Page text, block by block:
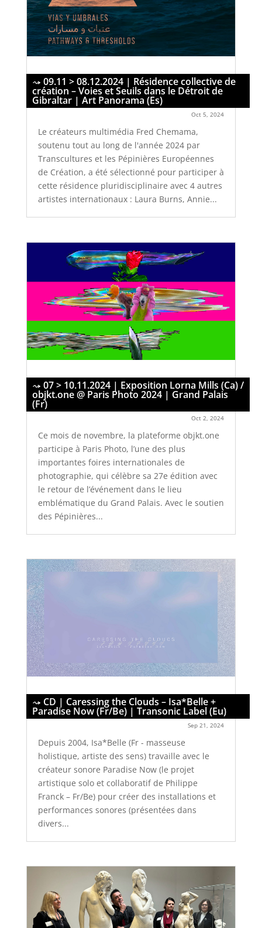
09.11 > 08.12.2024 | Résidence collective de
création – Voies et Seuils dans le Détroit de
Gibraltar | Art Panorama (Es)
Oct 5, 2024
Le créateurs multimédia Fred Chemama,
soutenu tout au long de l'année 2024 par
Transcultures et les Pépinières Européennes
de Création, a été sélectionné pour participer à
cette résidence pluridisciplinaire avec 4 autres
artistes internationaux : Laura Burns, Annie...
07 > 10.11.2024 | Exposition Lorna Mills (Ca) /
objkt.one @ Paris Photo 2024 | Grand Palais
(Fr)
Oct 2, 2024
Ce mois de novembre, la plateforme objkt.one
participe à Paris Photo, l’une des plus
importantes foires internationales de
photographie, qui célèbre sa 27e édition avec
le retour de l’événement dans le lieu
emblématique du Grand Palais. Avec le soutien
des Pépinières...
CD | Caressing the Clouds – Isa*Belle +
Paradise Now (Fr/Be) | Transonic Label (Eu)
Sep 21, 2024
Depuis 2004, Isa*Belle (Fr - masseuse
holistique, artiste des sens) travaille avec le
créateur sonore Paradise Now (le projet
artistique solo et collaboratif de Philippe
Franck – Fr/Be) pour créer des installations et
performances sonores (présentées dans
divers...